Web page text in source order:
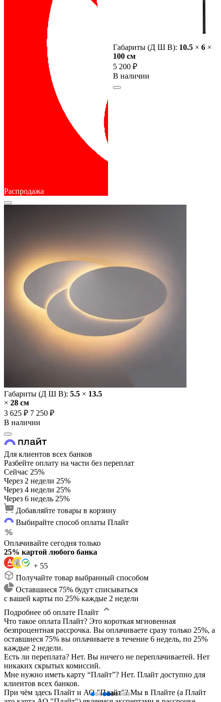
Распродажа
Габариты (Д Ш В): 5.5 × 13.5
× 28 cм
3 625 ₽ 7 250 ₽
В наличии
Габариты (Д Ш В): 10.5 × 6 ×
100 cм
5 200 ₽
В наличии
Для клиентов всех банков
Разбейте оплату на части без переплат
Сейчас 25%
Через 2 недели 25%
Через 4 недели 25%
Через 6 недель 25%
Добавляйте товары в корзину
Выбирайте способ оплаты Плайт
Оплачивайте сегодня только
25% картой любого банка
+ 55
Получайте товар выбранный способом
Оставшиеся 75% будут списываться
с вашей карты по 25% каждые 2 недели
Подробнее об оплате Плайт
Что такое оплата Плайт? Это короткая мгновенная
безпроцентная рассрочка. Вы оплачиваете сразу только 25%, а
оставшиеся 75% вы оплачиваете в течение 6 недель, по 25%
каждые 2 недели.
Есть ли переплата? Нет. Вы ничего не переплачиваетей. Нет
никаких скрытых комиссий.
Мне нужно иметь карту “Плайт”? Нет. Плайт доступно для
клиентов всех банков.
При чём здесь Плайт и АО "Плайт"?Мы в Плайте (а Плайт